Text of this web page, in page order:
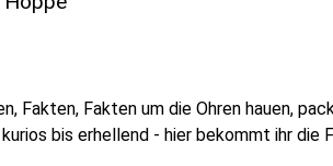
Fakten, Fakten um die Ohren hauen,
bis erhellend - hier bekommt ihr die